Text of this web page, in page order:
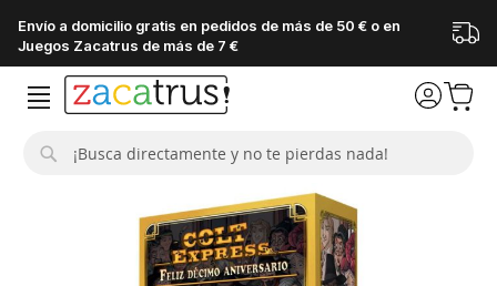
Envío a domicilio gratis en pedidos de más de 50 € o en
Juegos Zacatrus de más de 7 €